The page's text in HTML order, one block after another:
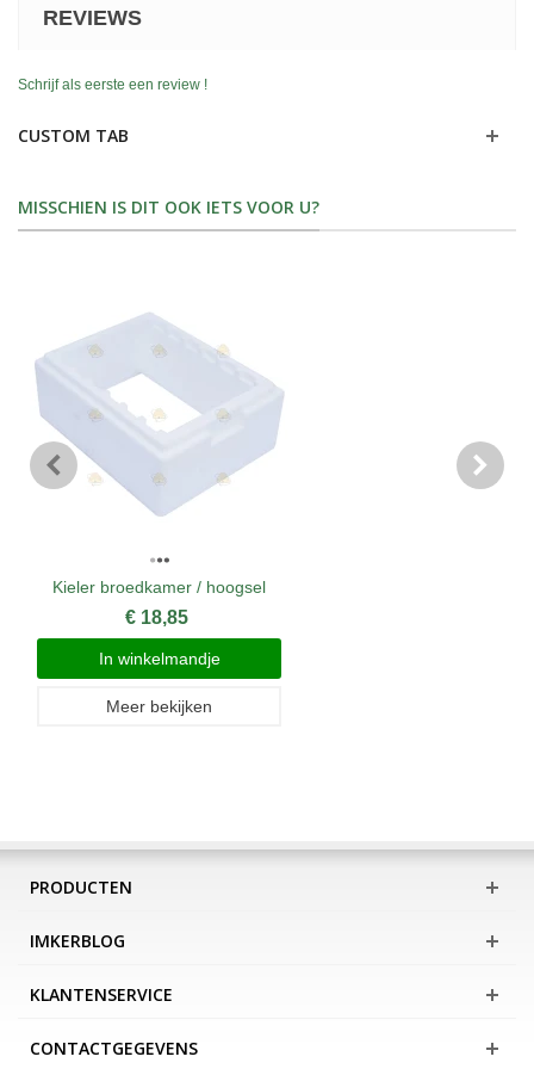
REVIEWS
Schrijf als eerste een review !
CUSTOM TAB
MISSCHIEN IS DIT OOK IETS VOOR U?
Kieler broedkamer / hoogsel
€ 18,85
In winkelmandje
Meer bekijken
PRODUCTEN
IMKERBLOG
KLANTENSERVICE
CONTACTGEGEVENS